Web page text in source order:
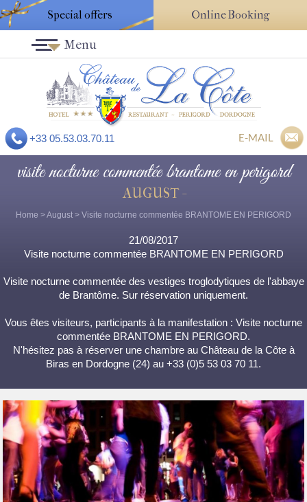
Special offers Online Booking
+33 05.53.03.70.11 E-MAIL
Menu
visite nocturne commentée brantome en perigord
AUGUST -
Home >August > Visite nocturne commentée BRANTOME EN PERIGORD
21/08/2017
Visite nocturne commentée BRANTOME EN PERIGORD
Visite nocturne commentée des vestiges troglodytiques de l'abbaye
de Brantôme. Sur réservation uniquement.
Vous êtes visiteurs, participants à la manifestation : Visite nocturne
commentée BRANTOME EN PERIGORD.
N'hésitez pas à réserver une chambre au Château de la Côte à
Biras en Dordogne (24) au +33 (0)5 53 03 70 11.